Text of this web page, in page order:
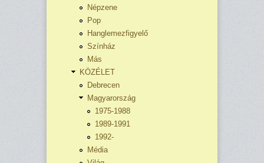
Népzene
Pop
Hanglemezfigyelő
Színház
Más
KÖZÉLET
Debrecen
Magyarország
1975-1988
1989-1991
1992-
Média